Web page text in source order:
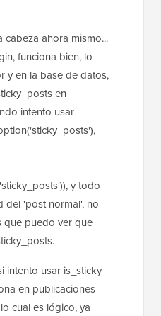
ahora mismo...
funciona bien, lo
y en la base de datos,
en
intento usar
y todo
del 'post normal', no
que puedo ver que
intento usar is_sticky
en publicaciones
cual es lógico, ya